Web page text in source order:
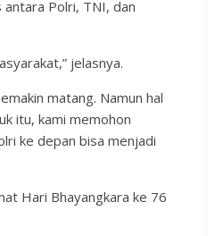
Polri, TNI, dan
jelasnya.
matang. Namun hal
itu, kami memohon
ke depan bisa menjadi
Hari Bhayangkara ke 76